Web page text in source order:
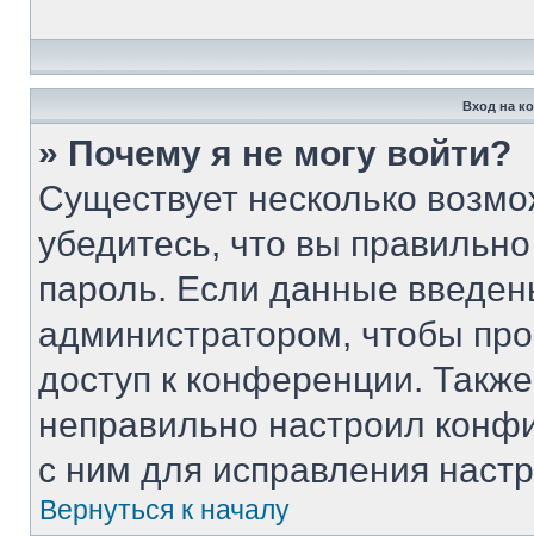
Вход на
» Почему я не могу войти?
Существует несколько
убедитесь, что вы
пароль. Если данные
администратором, чтобы
доступ к конференции.
неправильно настроил
с ним для исправления
Вернуться к началу